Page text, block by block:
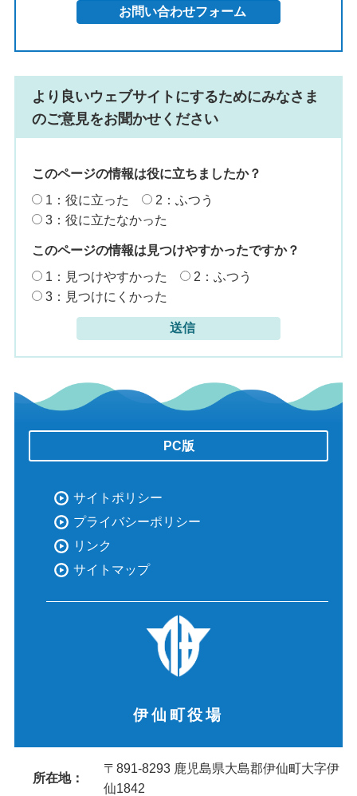
より良いウェブサイトにするためにみなさま
のご意見をお聞かせください
このページの情報は役に立ちましたか？
1：役に立った
2：ふつう
3：役に立たなかった
このページの情報は見つけやすかったですか？
1：見つけやすかった
2：ふつう
3：見つけにくかった
PC版
サイトポリシー
プライバシーポリシー
リンク
サイトマップ
伊仙町役場
所在地：
〒891-8293 鹿児島県大島郡伊仙町大字伊
仙1842